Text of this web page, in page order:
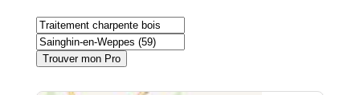
Trouver mon Pro